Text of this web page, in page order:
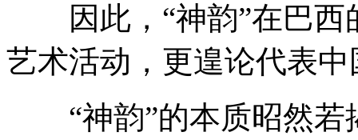
因此，“神韵”在巴西
艺术活动，更遑论代表
“神韵”的本质昭然若